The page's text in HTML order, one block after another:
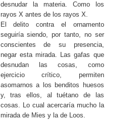
desnudar la materia. Como los
rayos X antes de los rayos X.
El delito contra el ornamento
seguiría siendo, por tanto, no ser
conscientes de su presencia,
negar esta mirada. Las gafas que
desnudan las cosas, como
ejercicio crítico, permiten
asomarnos a los benditos huesos
y, tras ellos, al tuétano de las
cosas. Lo cual acercaría mucho la
mirada de Mies y la de Loos.